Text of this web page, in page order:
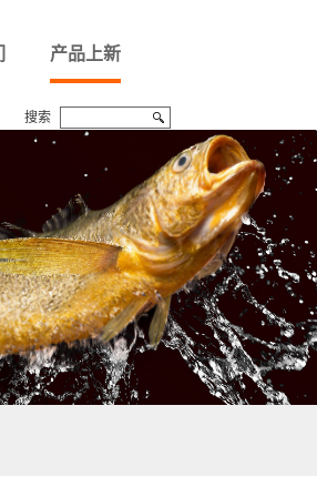
产品上新
搜索